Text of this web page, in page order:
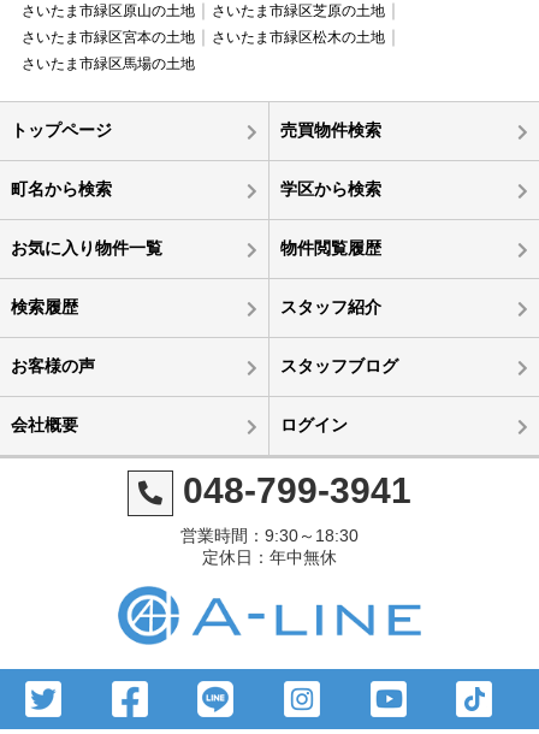
さいたま市緑区原山の土地
さいたま市緑区芝原の土地
さいたま市緑区宮本の土地
さいたま市緑区松木の土地
さいたま市緑区馬場の土地
トップページ 売買物件検索
町名から検索 学区から検索
お気に入り物件一覧 物件閲覧履歴
検索履歴 スタッフ紹介
お客様の声 スタッフブログ
会社概要 ログイン
048-799-3941
営業時間：9:30～18:30
定休日：年中無休